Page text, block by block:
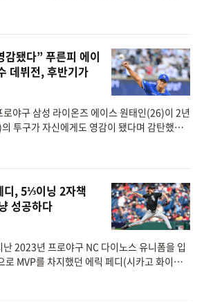
감됐다” 푸른피 에이
데뷔전, 후반기가
야구 삼성 라이온즈 에이스 원태인(26)이 2년
투구가 자신에게도 영감이 됐다며 감탄했다.
, 5⅓이닝 2자책
성공하다
2023년 프로야구 NC 다이노스 유니폼을 입
로 MVP를 차지했던 에릭 페디(시카고 화이트